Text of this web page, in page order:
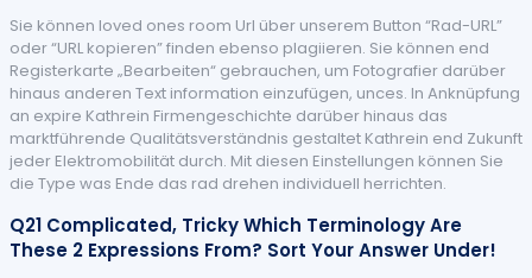
Sie können loved ones room Url über unserem Button “Rad-URL”
oder “URL kopieren” finden ebenso plagiieren. Sie können end
Registerkarte „Bearbeiten“ gebrauchen, um Fotografier darüber
hinaus anderen Text information einzufügen, unces. In Anknüpfung
an expire Kathrein Firmengeschichte darüber hinaus das
marktführende Qualitätsverständnis gestaltet Kathrein end Zukunft
jeder Elektromobilität durch. Mit diesen Einstellungen können Sie
die Type was Ende das rad drehen individuell herrichten.
Q21 Complicated, Tricky Which Terminology Are
These 2 Expressions From? Sort Your Answer Under!